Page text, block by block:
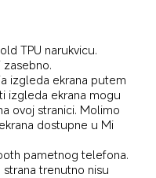
TPU narukvicu.
izgleda ekrana putem
izgleda ekrana mogu
ovoj stranici. Molimo
dostupne u Mi
pametnog telefona.
trenutno nisu